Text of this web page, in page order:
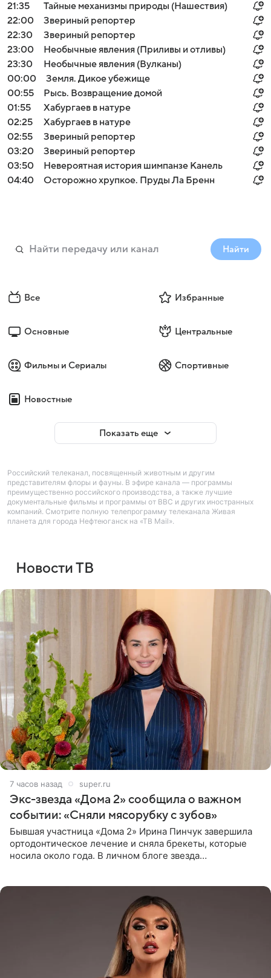
21:35
Тайные механизмы природы (Нашествия)
22:00
Звериный репортер
22:30
Звериный репортер
23:00
Необычные явления (Приливы и отливы)
23:30
Необычные явления (Вулканы)
00:00
Земля. Дикое убежище
00:55
Рысь. Возвращение домой
01:55
Хабургаев в натуре
02:25
Хабургаев в натуре
02:55
Звериный репортер
03:20
Звериный репортер
03:50
Невероятная история шимпанзе Канель
04:40
Осторожно хрупкое. Пруды Ла Бренн
Найти
Все Избранные
Основные Центральные
Фильмы и Сериалы Спортивные
Новостные
Показать еще
Российский телеканал, посвященный животным и другим
представителям флоры и фауны. В эфире канала — программы
преимущественно российского производства, а также лучшие
документальные фильмы и программы от BBC и других иностранных
компаний. Смотрите полную телепрограмму телеканала Живая
планета для города Нефтеюганск на «ТВ Mail».
Новости ТВ
7 часов назад super.ru
Экс-звезда «Дома 2» сообщила о важном
событии: «Сняли мясорубку с зубов»
Бывшая участница «Дома 2» Ирина Пинчук завершила
ортодонтическое лечение и сняла брекеты, которые
носила около года. В личном блоге звезда